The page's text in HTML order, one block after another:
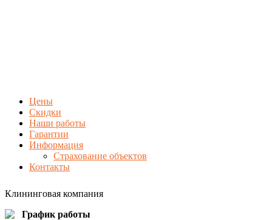
Цены
Скидки
Наши работы
Гарантии
Информация
Страхование объектов
Контакты
Клининговая компания
График работы